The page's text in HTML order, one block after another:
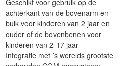
Geschikt voor gebruik op de
achterkant van de bovenarm en
buik voor kinderen van 2 jaar en
ouder of de bovenbenen voor
kinderen van 2-17 jaar
Integratie met ’s werelds grootste